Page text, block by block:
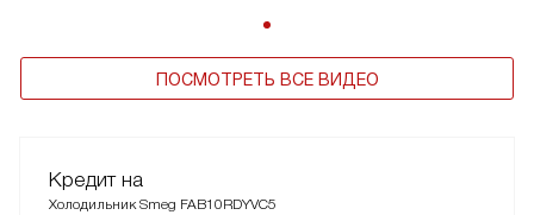
ПОСМОТРЕТЬ ВСЕ ВИДЕО
Кредит на
Холодильник Smeg FAB10RDYVC5